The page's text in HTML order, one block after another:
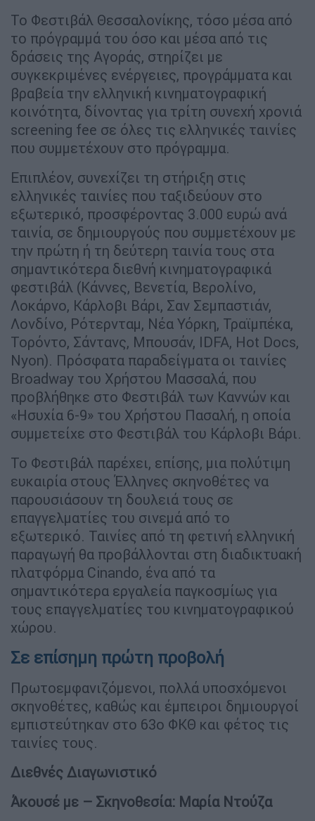
Το Φεστιβάλ Θεσσαλονίκης, τόσο μέσα από
το πρόγραμμά του όσο και μέσα από τις
δράσεις της Αγοράς, στηρίζει με
συγκεκριμένες ενέργειες, προγράμματα και
βραβεία την ελληνική κινηματογραφική
κοινότητα, δίνοντας για τρίτη συνεχή χρονιά
screening fee σε όλες τις ελληνικές ταινίες
που συμμετέχουν στο πρόγραμμα.
Επιπλέον, συνεχίζει τη στήριξη στις
ελληνικές ταινίες που ταξιδεύουν στο
εξωτερικό, προσφέροντας 3.000 ευρώ ανά
ταινία, σε δημιουργούς που συμμετέχουν με
την πρώτη ή τη δεύτερη ταινία τους στα
σημαντικότερα διεθνή κινηματογραφικά
φεστιβάλ (Κάννες, Βενετία, Βερολίνο,
Λοκάρνο, Κάρλοβι Βάρι, Σαν Σεμπαστιάν,
Λονδίνο, Ρότερνταμ, Νέα Υόρκη, Τραϊμπέκα,
Τορόντο, Σάντανς, Μπουσάν, IDFA, Hot Docs,
Nyon). Πρόσφατα παραδείγματα οι ταινίες
Broadway του Χρήστου Μασσαλά, που
προβλήθηκε στο Φεστιβάλ των Καννών και
«Ησυχία 6-9» του Χρήστου Πασαλή, η οποία
συμμετείχε στο Φεστιβάλ του Κάρλοβι Βάρι.
Το Φεστιβάλ παρέχει, επίσης, μια πολύτιμη
ευκαιρία στους Έλληνες σκηνοθέτες να
παρουσιάσουν τη δουλειά τους σε
επαγγελματίες του σινεμά από το
εξωτερικό. Ταινίες από τη φετινή ελληνική
παραγωγή θα προβάλλονται στη διαδικτυακή
πλατφόρμα Cinando, ένα από τα
σημαντικότερα εργαλεία παγκοσμίως για
τους επαγγελματίες του κινηματογραφικού
χώρου.
Σε επίσημη πρώτη προβολή
Πρωτοεμφανιζόμενοι, πολλά υποσχόμενοι
σκηνοθέτες, καθώς και έμπειροι δημιουργοί
εμπιστεύτηκαν στο 63ο ΦΚΘ και φέτος τις
ταινίες τους.
Διεθνές Διαγωνιστικό
Άκουσέ με – Σκηνοθεσία: Μαρία Ντούζα